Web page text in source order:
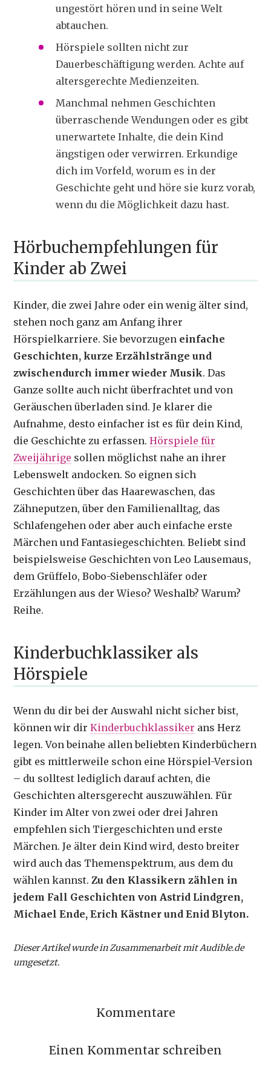
ungestört hören und in seine Welt
abtauchen.
Hörspiele sollten nicht zur
Dauerbeschäftigung werden. Achte auf
altersgerechte Medienzeiten.
Manchmal nehmen Geschichten
überraschende Wendungen oder es gibt
unerwartete Inhalte, die dein Kind
ängstigen oder verwirren. Erkundige
dich im Vorfeld, worum es in der
Geschichte geht und höre sie kurz vorab,
wenn du die Möglichkeit dazu hast.
Hörbuchempfehlungen für
Kinder ab Zwei
Kinder, die zwei Jahre oder ein wenig älter sind,
stehen noch ganz am Anfang ihrer
Hörspielkarriere. Sie bevorzugen einfache
Geschichten, kurze Erzählstränge und
zwischendurch immer wieder Musik. Das
Ganze sollte auch nicht überfrachtet und von
Geräuschen überladen sind. Je klarer die
Aufnahme, desto einfacher ist es für dein Kind,
die Geschichte zu erfassen.Hörspiele für
Zweijährige sollen möglichst nahe an ihrer
Lebenswelt andocken. So eignen sich
Geschichten über das Haarewaschen, das
Zähneputzen, über den Familienalltag, das
Schlafengehen oder aber auch einfache erste
Märchen und Fantasiegeschichten. Beliebt sind
beispielsweise Geschichten von Leo Lausemaus,
dem Grüffelo, Bobo-Siebenschläfer oder
Erzählungen aus der Wieso? Weshalb? Warum?
Reihe.
Kinderbuchklassiker als
Hörspiele
Wenn du dir bei der Auswahl nicht sicher bist,
können wir dirKinderbuchklassiker ans Herz
legen. Von beinahe allen beliebten Kinderbüchern
gibt es mittlerweile schon eine Hörspiel-Version
– du solltest lediglich darauf achten, die
Geschichten altersgerecht auszuwählen. Für
Kinder im Alter von zwei oder drei Jahren
empfehlen sich Tiergeschichten und erste
Märchen. Je älter dein Kind wird, desto breiter
wird auch das Themenspektrum, aus dem du
wählen kannst.Zu den Klassikern zählen in
jedem Fall Geschichten von Astrid Lindgren,
Michael Ende, Erich Kästner und Enid Blyton.
Dieser Artikel wurde in Zusammenarbeit mit Audible.de
umgesetzt.
Kommentare
Einen Kommentar schreiben